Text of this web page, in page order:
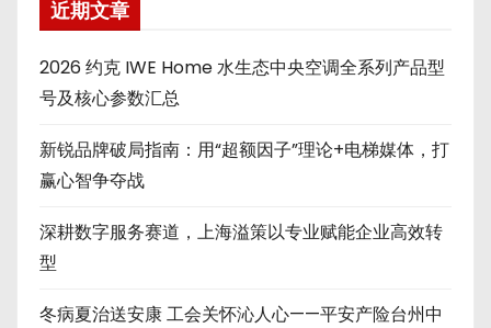
近期文章
2026 约克 IWE Home 水生态中央空调全系列产品型
号及核心参数汇总
新锐品牌破局指南：用“超额因子”理论+电梯媒体，打
赢心智争夺战
深耕数字服务赛道，上海溢策以专业赋能企业高效转
型
冬病夏治送安康 工会关怀沁人心——平安产险台州中